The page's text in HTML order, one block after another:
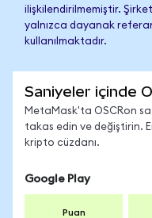
ilişkilendirilmemiştir.
yalnızca dayanak
kullanılmaktadır.
Saniyeler içinde
MetaMask'ta OSCRon
takas edin ve değiştirin.
kripto cüzdanı.
Google Play
Puan